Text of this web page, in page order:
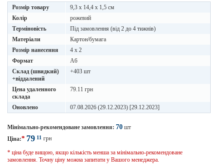
Розмір товару
9,3 x 14,4 x 1,5 см
Колір
рожевий
Терміновість
Під замовлення (від 2 до 4 тижнів)
Матеріали
Картон/бумага
Розмір нанесення
4 x 2
Формат
A6
Склад (швидкий)
+віддалений
+403 шт
Цена удаленного
склада
79.11 грн
Оновлено 07.08.2026 (29.12.2023) [29.12.2023]
Мінімально-рекомендоване замовлення: 70 шт
Ціна:* 79 11 грн
* ціна буде вищою, якщо кількість менша за мінімально-рекомендоване
замовлення. Точну ціну можна запитати у Вашого менеджера.